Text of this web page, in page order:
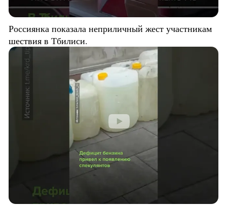
Россиянка показала неприличный жест участникам
шествия в Тбилиси.